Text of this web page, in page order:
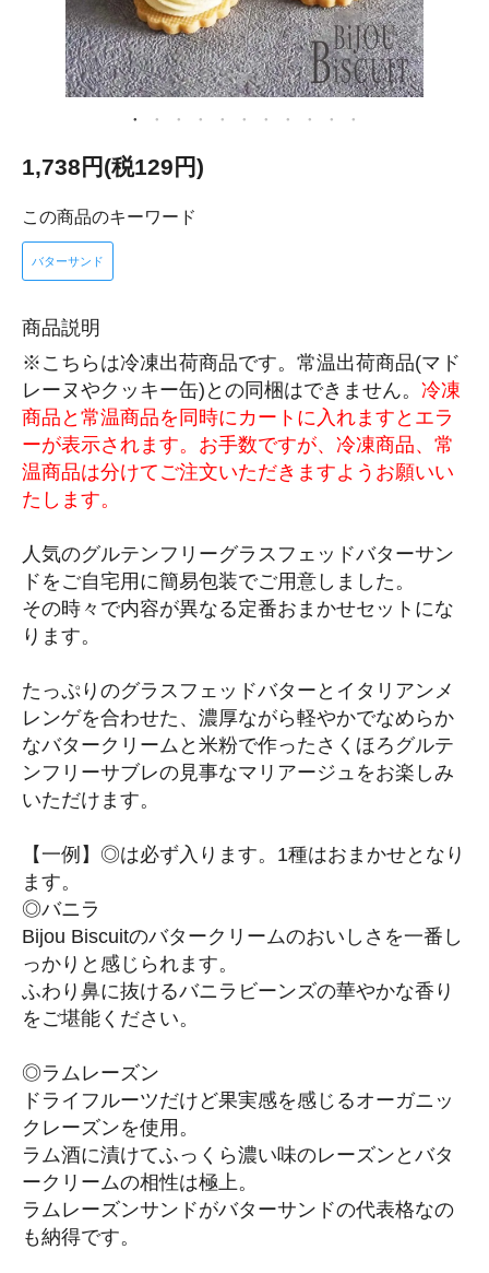
1,738円(税129円)
この商品のキーワード
バターサンド
商品説明
※こちらは冷凍出荷商品です。常温出荷商品(マド
レーヌやクッキー缶)との同梱はできません。 冷凍
商品と常温商品を同時にカートに入れますとエラ
ーが表示されます。お手数ですが、冷凍商品、常
温商品は分けてご注文いただきますようお願いい
たします。
人気のグルテンフリーグラスフェッドバターサン
ドをご自宅用に簡易包装でご用意しました。
その時々で内容が異なる定番おまかせセットにな
ります。
たっぷりのグラスフェッドバターとイタリアンメ
レンゲを合わせた、濃厚ながら軽やかでなめらか
なバタークリームと米粉で作ったさくほろグルテ
ンフリーサブレの見事なマリアージュをお楽しみ
いただけます。
【一例】◎は必ず入ります。1種はおまかせとなり
ます。
◎バニラ
Bijou Biscuitのバタークリームのおいしさを一番し
っかりと感じられます。
ふわり鼻に抜けるバニラビーンズの華やかな香り
をご堪能ください。
◎ラムレーズン
ドライフルーツだけど果実感を感じるオーガニッ
クレーズンを使用。
ラム酒に漬けてふっくら濃い味のレーズンとバタ
ークリームの相性は極上。
ラムレーズンサンドがバターサンドの代表格なの
も納得です。